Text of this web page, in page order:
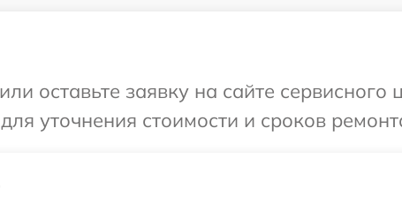
оставьте заявку на сайте сервисного
уточнения стоимости и сроков